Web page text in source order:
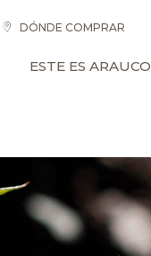
DÓNDE COMPRAR
ESTE ES ARAUCO